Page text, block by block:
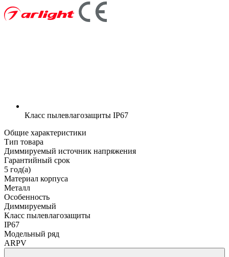
Класс пылевлагозащиты IP67
Общие характеристики
Тип товара
Диммируемый источник напряжения
Гарантийный срок
5 год(а)
Материал корпуса
Металл
Особенность
Диммируемый
Класс пылевлагозащиты
IP67
Модельный ряд
ARPV